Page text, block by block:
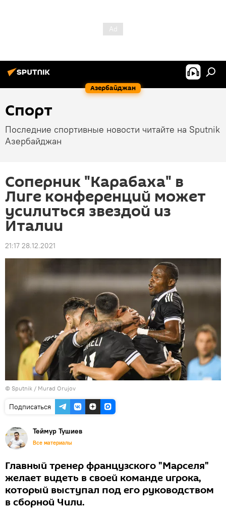
Азербайджан
Спорт
Последние спортивные новости читайте на Sputnik
Азербайджан
Соперник "Карабаха" в
Лиге конференций может
усилиться звездой из
Италии
21:17 28.12.2021
© Sputnik / Murad Orujov
Подписаться
Теймур Тушиев
Все материалы
Главный тренер французского "Марселя"
желает видеть в своей команде игрока,
который выступал под его руководством
в сборной Чили.